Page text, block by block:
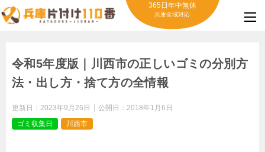
365日年中無休
兵庫全域対応
令和5年度版｜川西市の正しいゴミの分別方
法・出し方・捨て方の全情報
更新日： 2023年9月26日 公開日： 2018年1月6日
ゴミ収集日
川西市